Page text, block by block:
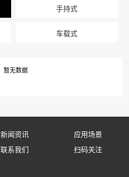
手持式
车载式
暂无数据
新闻资讯
公司新闻
应用场景
应用场景
联系我们 扫码关注